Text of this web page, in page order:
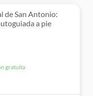
de San Antonio:
a pie
gratuita